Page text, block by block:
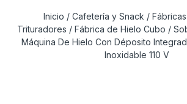
Inicio / Cafetería y Snack /
Trituradores / Fábrica de Hielo Cubo /
Máquina De Hielo Con Déposito
Inoxidable 110 V